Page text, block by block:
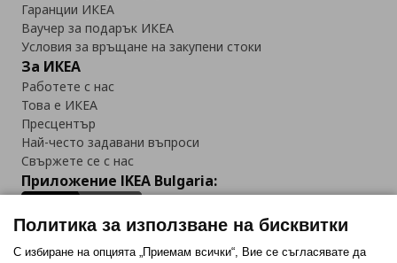
Гаранции ИКЕА
Ваучер за подарък ИКЕА
Условия за връщане на закупени стоки
За ИКЕА
Работете с нас
Това е ИКЕА
Пресцентър
Най-често задавани въпроси
Свържете се с нас
Приложение IKEA Bulgaria:
Политика за използване на бисквитки
С избиране на опцията „Приемам всички“, Вие се съгласявате да